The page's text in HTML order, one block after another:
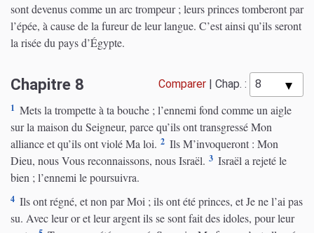
sont devenus comme un arc trompeur ; leurs princes tomberont par
l’épée, à cause de la fureur de leur langue. C’est ainsi qu’ils seront
la risée du pays d’Égypte.
Chapitre 8 Comparer Chap. :
1 Mets la trompette à ta bouche ; l’ennemi fond comme un aigle
sur la maison du Seigneur, parce qu’ils ont transgressé Mon
alliance et qu’ils ont violé Ma loi. 2 Ils M’invoqueront : Mon
Dieu, nous Vous reconnaissons, nous Israël. 3 Israël a rejeté le
bien ; l’ennemi le poursuivra.
4 Ils ont régné, et non par Moi ; ils ont été princes, et Je ne l’ai pas
su. Avec leur or et leur argent ils se sont fait des idoles, pour leur